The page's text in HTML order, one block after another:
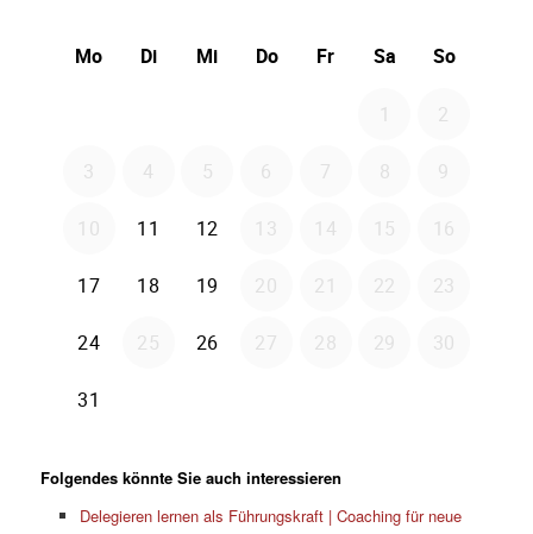
Folgendes könnte Sie auch interessieren
Delegieren lernen als Führungskraft | Coaching für neue